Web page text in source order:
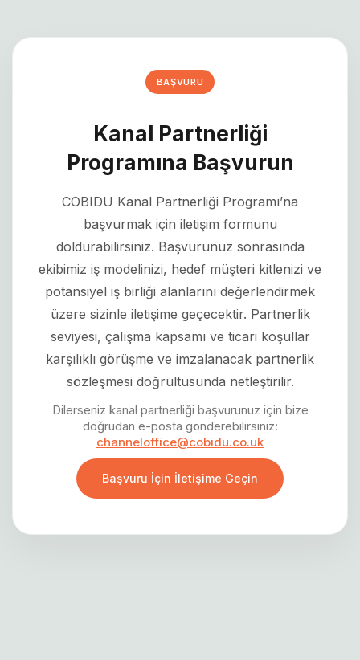
BAŞVURU
Kanal Partnerliği
Programına Başvurun
COBIDU Kanal Partnerliği Programı’na
başvurmak için iletişim formunu
doldurabilirsiniz. Başvurunuz sonrasında
ekibimiz iş modelinizi, hedef müşteri kitlenizi ve
potansiyel iş birliği alanlarını değerlendirmek
üzere sizinle iletişime geçecektir. Partnerlik
seviyesi, çalışma kapsamı ve ticari koşullar
karşılıklı görüşme ve imzalanacak partnerlik
sözleşmesi doğrultusunda netleştirilir.
Dilerseniz kanal partnerliği başvurunuz için bize
doğrudan e-posta gönderebilirsiniz:
channeloffice@cobidu.co.uk
Başvuru İçin İletişime Geçin